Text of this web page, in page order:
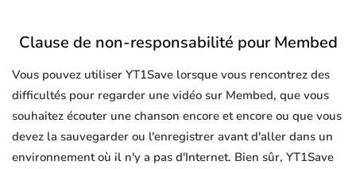
Clause de non-responsabilité pour Membed
Vous pouvez utiliser YT1Save lorsque vous rencontrez des
difficultés pour regarder une vidéo sur Membed, que vous
souhaitez écouter une chanson encore et encore ou que vous
devez la sauvegarder ou l'enregistrer avant d'aller dans un
environnement où il n'y a pas d'Internet. Bien sûr, YT1Save